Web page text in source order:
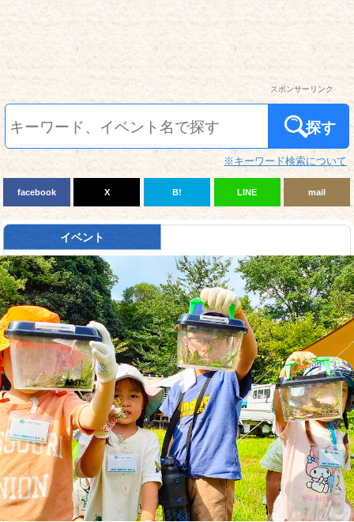
スポンサーリンク
探す
※キーワード検索について
facebook X B! LINE mail
イベント